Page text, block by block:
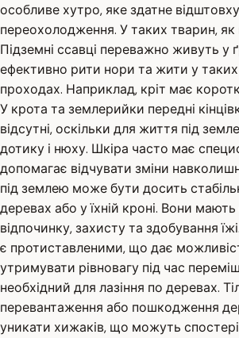
особливе хутро, яке здатне
переохолодження. У таких тварин, як
Підземні ссавці переважно живуть у
ефективно рити нори та жити у таких
проходах. Наприклад, кріт має
У крота та землерийки передні
відсутні, оскільки для життя під
дотику і нюху. Шкіра часто має
допомагає відчувати зміни
під землею може бути досить
деревах або у їхній кроні. Вони
відпочинку, захисту та здобування
є протиставленими, що дає
утримувати рівновагу під час
необхідний для лазіння по деревах.
перевантаження або пошкодження
уникати хижаків, що можуть